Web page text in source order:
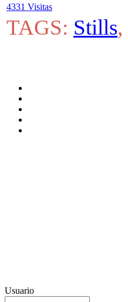
4331 Visitas
TAGS: Stills,
Usuario